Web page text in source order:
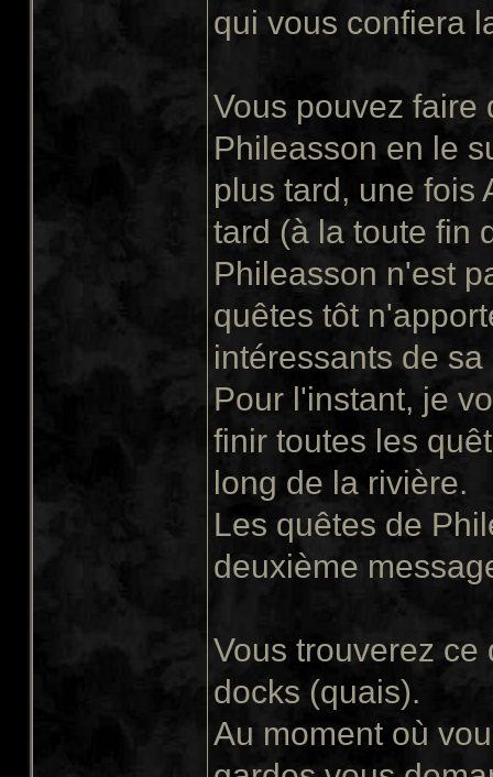
qui vous confiera
Vous pouvez faire
Phileasson en le
plus tard, une fois
tard (à la toute fin
Phileasson n'est
quêtes tôt
intéressants de
Pour l'instant, je
finir toutes les
long de la rivière.
Les quêtes de
deuxième
Vous trouverez
docks (quais).
Au moment où